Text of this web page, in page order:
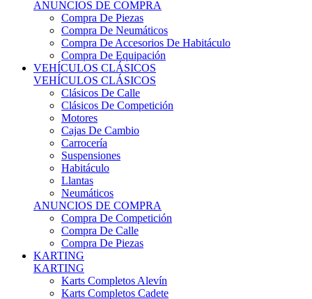
ANUNCIOS DE COMPRA
Compra De Piezas
Compra De Neumáticos
Compra De Accesorios De Habitáculo
Compra De Equipación
VEHÍCULOS CLÁSICOS
VEHÍCULOS CLÁSICOS
Clásicos De Calle
Clásicos De Competición
Motores
Cajas De Cambio
Carrocería
Suspensiones
Habitáculo
Llantas
Neumáticos
ANUNCIOS DE COMPRA
Compra De Competición
Compra De Calle
Compra De Piezas
KARTING
KARTING
Karts Completos Alevín
Karts Completos Cadete